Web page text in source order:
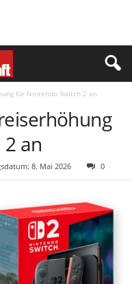
für Nintendo Switch 2 an
an
8. Mai 2026 0